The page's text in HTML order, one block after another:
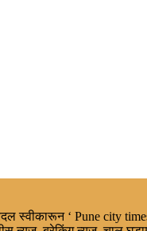
स्वीकारून ‘ Pune city